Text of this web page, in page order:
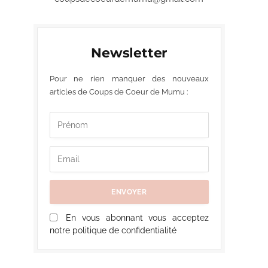
Newsletter
Pour ne rien manquer des nouveaux
articles de Coups de Coeur de Mumu :
En vous abonnant vous acceptez
notre politique de confidentialité